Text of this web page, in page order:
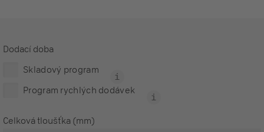
Dodací doba
Skladový program
Program rychlých dodávek
Celková tloušťka (mm)